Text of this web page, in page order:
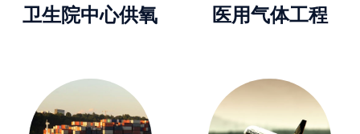
卫生院中心供氧 医用气体工程